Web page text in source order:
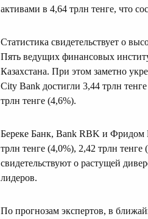
активами в 4,64 трлн тенге, что
Статистика свидетельствует о
Пять ведущих финансовых
Казахстана. При этом заметно
City Bank достигли 3,44 трлн
трлн тенге (4,6%).
Береке Банк, Bank RBK и Фридом
трлн тенге (4,0%), 2,42 трлн
свидетельствуют о растущей
лидеров.
По прогнозам экспертов, в